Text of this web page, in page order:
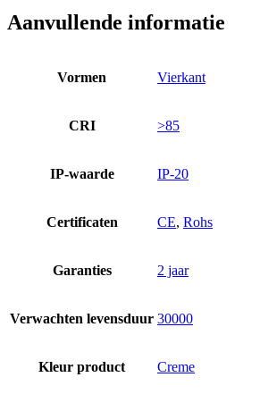
Aanvullende informatie
Vormen Vierkant
CRI >85
IP-waarde IP-20
Certificaten CE, Rohs
Garanties 2 jaar
Verwachten levensduur 30000
Kleur product Creme